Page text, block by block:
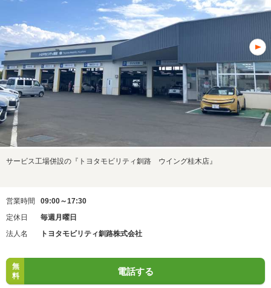
サービス工場併設の『トヨタモビリティ釧路 ウイング桂木店』
営業時間
09:00～17:30
定休日
毎週月曜日
法人名
トヨタモビリティ釧路株式会社
無
料
電話する